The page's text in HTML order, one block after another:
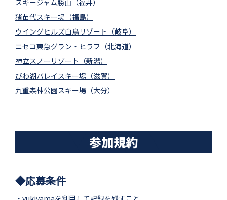
スキージャム勝山（福井）
猪苗代スキー場（福島）
ウイングヒルズ白鳥リゾート（岐阜）
ニセコ東急グラン・ヒラフ（北海道）
神立スノーリゾート（新潟）
びわ湖バレイスキー場（滋賀）
九重森林公園スキー場（大分）
◆応募条件